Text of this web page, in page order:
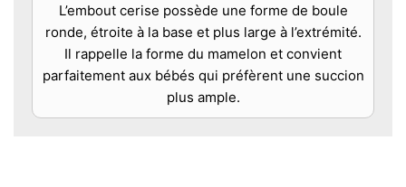
L’embout cerise possède une forme de boule
ronde, étroite à la base et plus large à l’extrémité.
Il rappelle la forme du mamelon et convient
parfaitement aux bébés qui préfèrent une succion
plus ample.